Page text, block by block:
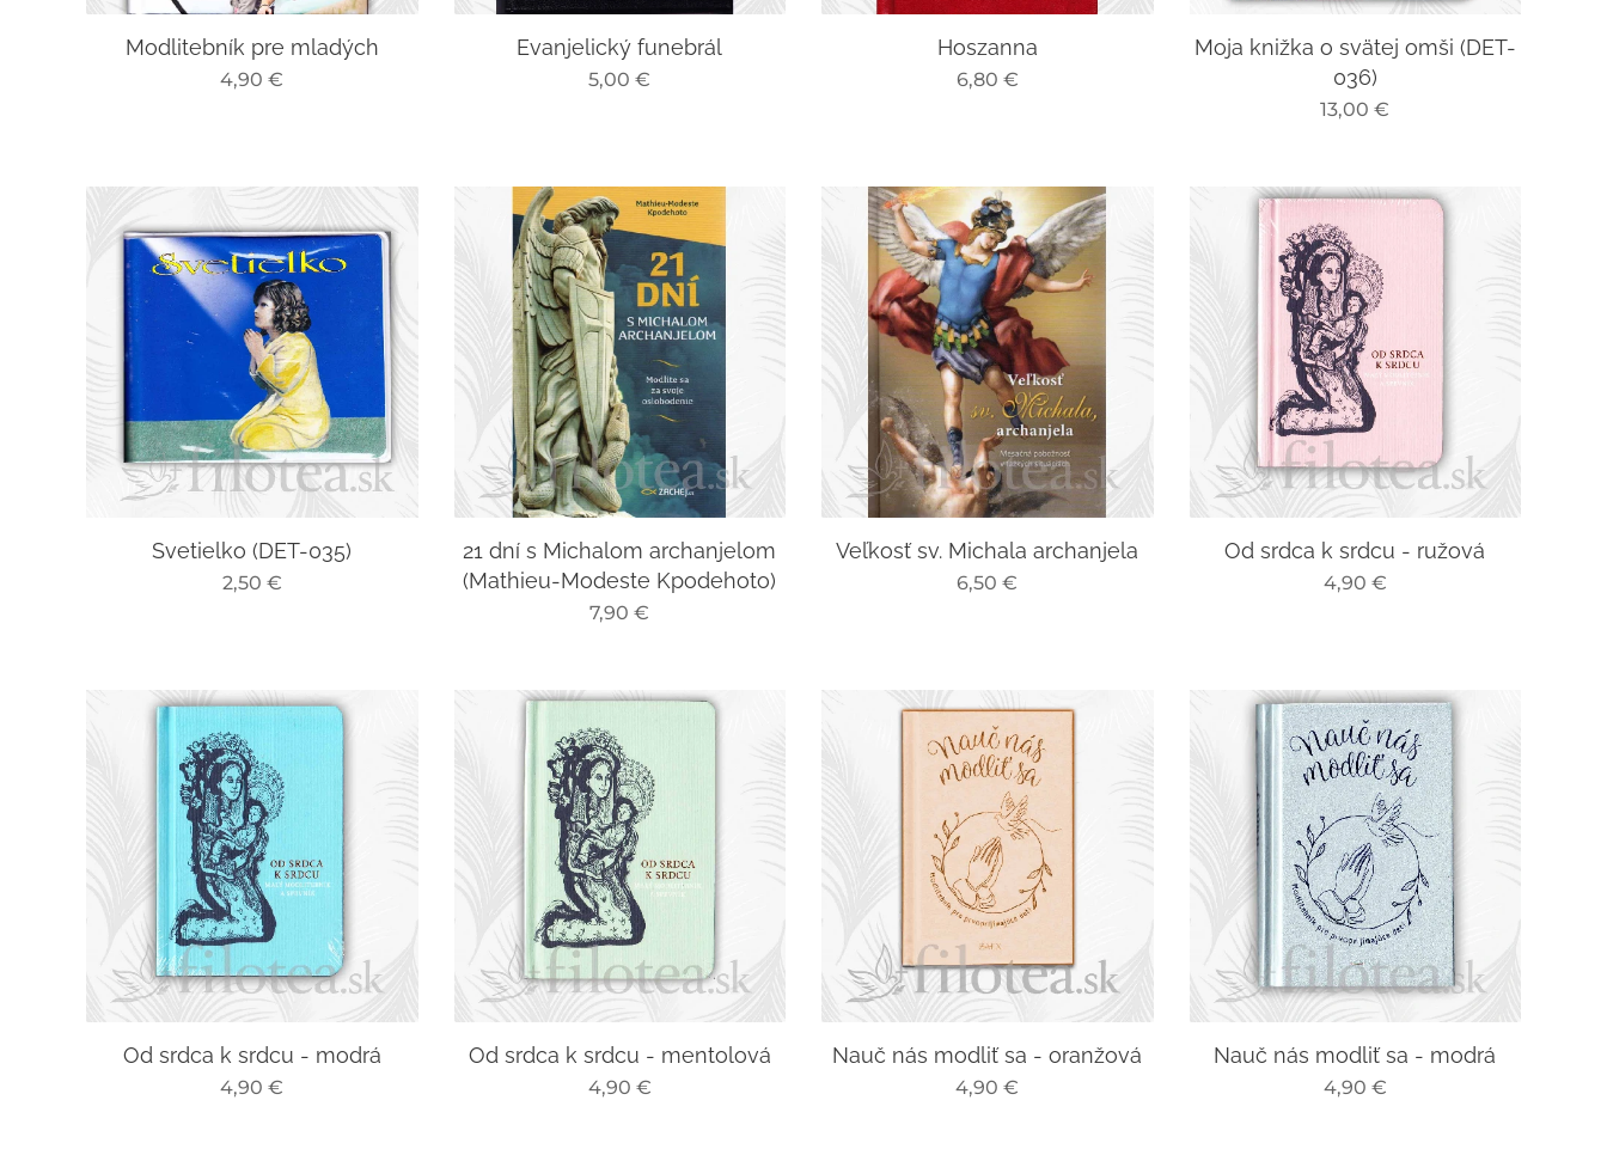
Modlitebník pre mladých
4,90 €
Evanjelický funebrál
5,00 €
Hoszanna
6,80 €
Moja knižka o svätej omši (DET-
036)
13,00 €
Svetielko (DET-035)
2,50 €
21 dní s Michalom archanjelom
(Mathieu-Modeste Kpodehoto)
7,90 €
Veľkosť sv. Michala archanjela
6,50 €
Od srdca k srdcu - ružová
4,90 €
Od srdca k srdcu - modrá
4,90 €
Od srdca k srdcu - mentolová
4,90 €
Nauč nás modliť sa - oranžová
4,90 €
Nauč nás modliť sa - modrá
4,90 €